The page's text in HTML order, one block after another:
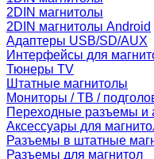
2DIN магнитолы
2DIN магнитолы Android
Адаптеры USB/SD/AUX
Интерфейсы для
Тюнеры TV
Штатные магнитолы
Мониторы / ТВ /
Переходные разъемы и
Аксессуары для
Разъемы в штатные
Разъемы для магнитол